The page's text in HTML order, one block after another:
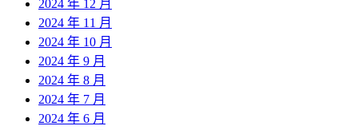
2024 年 12 月
2024 年 11 月
2024 年 10 月
2024 年 9 月
2024 年 8 月
2024 年 7 月
2024 年 6 月